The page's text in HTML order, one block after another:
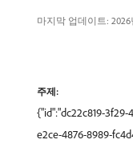
마지막 업데이트: 2026
주제:
{"id":"dc22c819-3f29-
e2ce-4876-8989-